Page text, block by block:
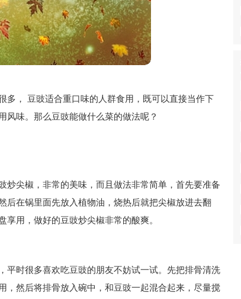
多， 豆豉适合重口味的人群食用，既可以直接当作下
风味。那么豆豉能做什么菜的做法呢？
炒尖椒，非常的美味，而且做法非常简单，首先要准备
后在锅里面先放入植物油，烧热后就把尖椒放进去翻
用，做好的豆豉炒尖椒非常的酸爽。
平时很多喜欢吃豆豉的朋友不妨试一试。先把排骨清洗
，然后将排骨放入碗中，和豆豉一起混合起来，尽量搅